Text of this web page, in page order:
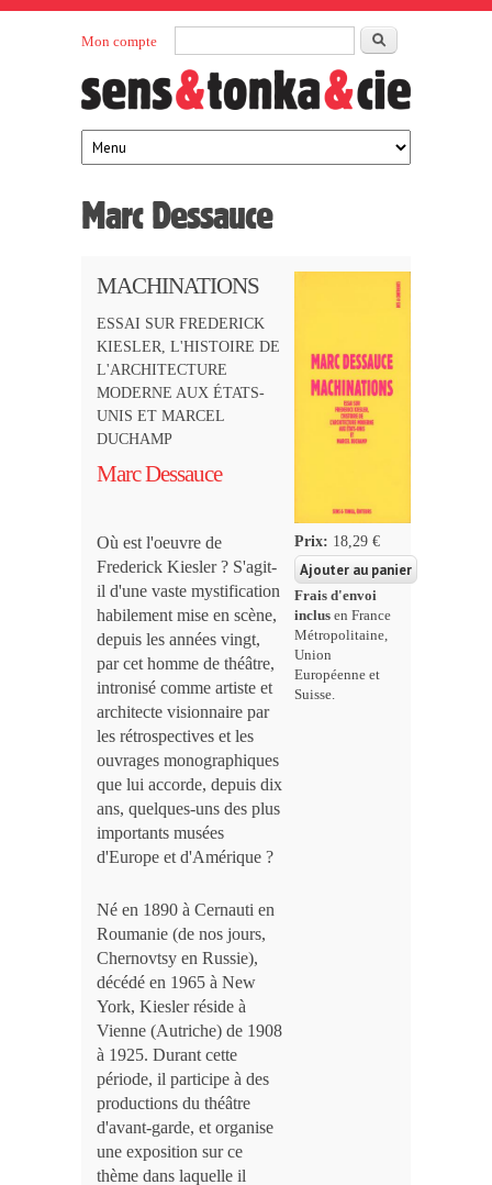
Rechercher
Mon compte
Sens et
Tonka
éditeurs
maison
d’édition
française
Marc Dessauce
MACHINATIONS
ESSAI SUR FREDERICK
KIESLER, L'HISTOIRE DE
L'ARCHITECTURE
MODERNE AUX ÉTATS-
UNIS ET MARCEL
DUCHAMP
Marc Dessauce
Où est l'oeuvre de
Frederick Kiesler ? S'agit-
il d'une vaste mystification
habilement mise en scène,
depuis les années vingt,
par cet homme de théâtre,
intronisé comme artiste et
architecte visionnaire par
les rétrospectives et les
ouvrages monographiques
que lui accorde, depuis dix
ans, quelques-uns des plus
importants musées
d'Europe et d'Amérique ?
Né en 1890 à Cernauti en
Roumanie (de nos jours,
Chernovtsy en Russie),
décédé en 1965 à New
York, Kiesler réside à
Vienne (Autriche) de 1908
à 1925. Durant cette
période, il participe à des
productions du théâtre
d'avant-garde, et organise
une exposition sur ce
thème dans laquelle il
Prix: 18,29 €
Frais d'envoi
inclus en France
Métropolitaine,
Union
Européenne et
Suisse.